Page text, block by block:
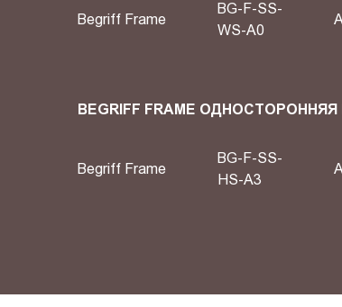
Begriff Frame
BG-F-SS-
WS-A0
BEGRIFF FRAME
Begriff Frame
BG-F-SS-
HS-A3